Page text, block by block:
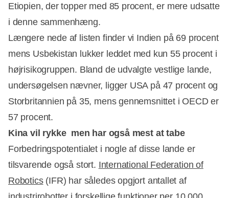
Etiopien, der topper med 85 procent, er mere udsatte
i denne sammenhæng.
Længere nede af listen finder vi Indien på 69 procent
mens Usbekistan lukker leddet med kun 55 procent i
højrisikogruppen. Bland de udvalgte vestlige lande,
undersøgelsen nævner, ligger USA på 47 procent og
Storbritannien på 35, mens gennemsnittet i OECD er
57 procent.
Kina vil rykke  men har også mest at tabe
Forbedringspotentialet i nogle af disse lande er
tilsvarende også stort. International Federation of
Robotics(IFR) har således opgjort antallet af